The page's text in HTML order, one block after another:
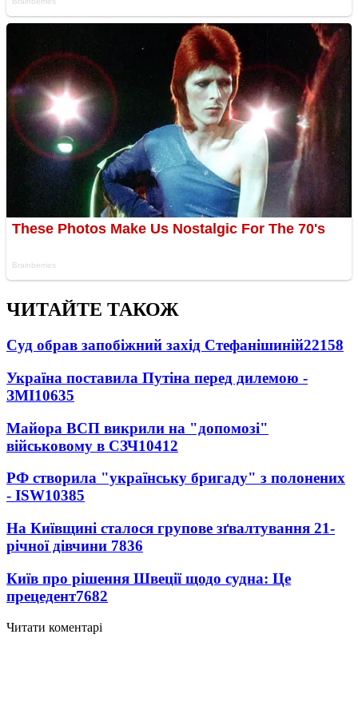
ЧИТАЙТЕ ТАКОЖ
Суд обрав запобіжний захід Стефанішиній22158
Україна поставила Путіна перед дилемою -
ЗМІ10635
Майора ВСП викрили на "допомозі"
військовому в СЗЧ10412
РФ створила "українську бригаду" з полонених
- ISW10385
На Київщині сталося групове зґвалтування 21-
річної дівчини 7836
Київ про рішення Швеції щодо судна: Це
прецедент7682
Читати коментарі